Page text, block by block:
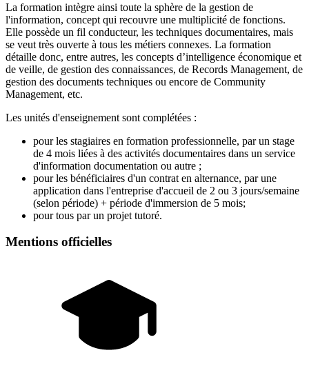
La formation intègre ainsi toute la sphère de la gestion de
l'information, concept qui recouvre une multiplicité de fonctions.
Elle possède un fil conducteur, les techniques documentaires, mais
se veut très ouverte à tous les métiers connexes. La formation
détaille donc, entre autres, les concepts d’intelligence économique et
de veille, de gestion des connaissances, de Records Management, de
gestion des documents techniques ou encore de Community
Management, etc.
Les unités d'enseignement sont complétées :
pour les stagiaires en formation professionnelle, par un stage
de 4 mois liées à des activités documentaires dans un service
d'information documentation ou autre ;
pour les bénéficiaires d'un contrat en alternance, par une
application dans l'entreprise d'accueil de 2 ou 3 jours/semaine
(selon période) + période d'immersion de 5 mois;
pour tous par un projet tutoré.
Mentions officielles